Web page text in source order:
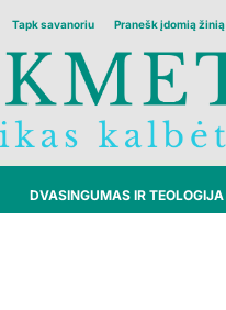
Tapk savanoriu Pranešk įdomią žinią
DVASINGUMAS IR TEOLOGIJA